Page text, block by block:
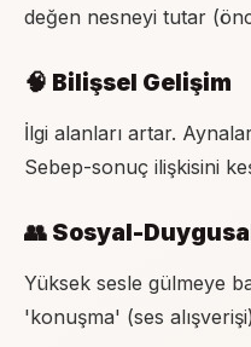
değen nesneyi tutar
🧠 Bilişsel Gelişim
İlgi alanları artar.
Sebep-sonuç ilişkisini
👥 Sosyal-
Yüksek sesle gülmeye
'konuşma' (ses